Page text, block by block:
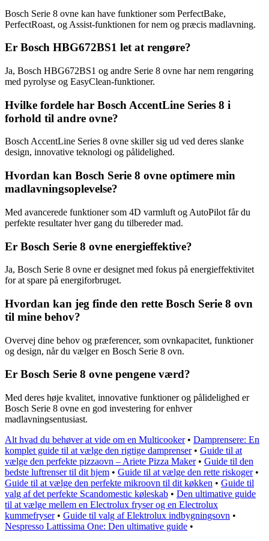
Bosch Serie 8 ovne kan have funktioner som PerfectBake,
PerfectRoast, og Assist-funktionen for nem og præcis madlavning.
Er Bosch HBG672BS1 let at rengøre?
Ja, Bosch HBG672BS1 og andre Serie 8 ovne har nem rengøring
med pyrolyse og EasyClean-funktioner.
Hvilke fordele har Bosch AccentLine Series 8 i
forhold til andre ovne?
Bosch AccentLine Series 8 ovne skiller sig ud ved deres slanke
design, innovative teknologi og pålidelighed.
Hvordan kan Bosch Serie 8 ovne optimere min
madlavningsoplevelse?
Med avancerede funktioner som 4D varmluft og AutoPilot får du
perfekte resultater hver gang du tilbereder mad.
Er Bosch Serie 8 ovne energieffektive?
Ja, Bosch Serie 8 ovne er designet med fokus på energieffektivitet
for at spare på energiforbruget.
Hvordan kan jeg finde den rette Bosch Serie 8 ovn
til mine behov?
Overvej dine behov og præferencer, som ovnkapacitet, funktioner
og design, når du vælger en Bosch Serie 8 ovn.
Er Bosch Serie 8 ovne pengene værd?
Med deres høje kvalitet, innovative funktioner og pålidelighed er
Bosch Serie 8 ovne en god investering for enhver
madlavningsentusiast.
Alt hvad du behøver at vide om en Multicooker• Damprensere: En
komplet guide til at vælge den rigtige damprenser• Guide til at
vælge den perfekte pizzaovn – Ariete Pizza Maker• Guide til den
bedste luftrenser til dit hjem • Guide til at vælge den rette riskoger•
Guide til at vælge den perfekte mikroovn til dit køkken • Guide til
valg af det perfekte Scandomestic køleskab • Den ultimative guide
til at vælge mellem en Electrolux fryser og en Electrolux
kummefryser• Guide til valg af Elektrolux indbygningsovn •
Nespresso Lattissima One: Den ultimative guide •